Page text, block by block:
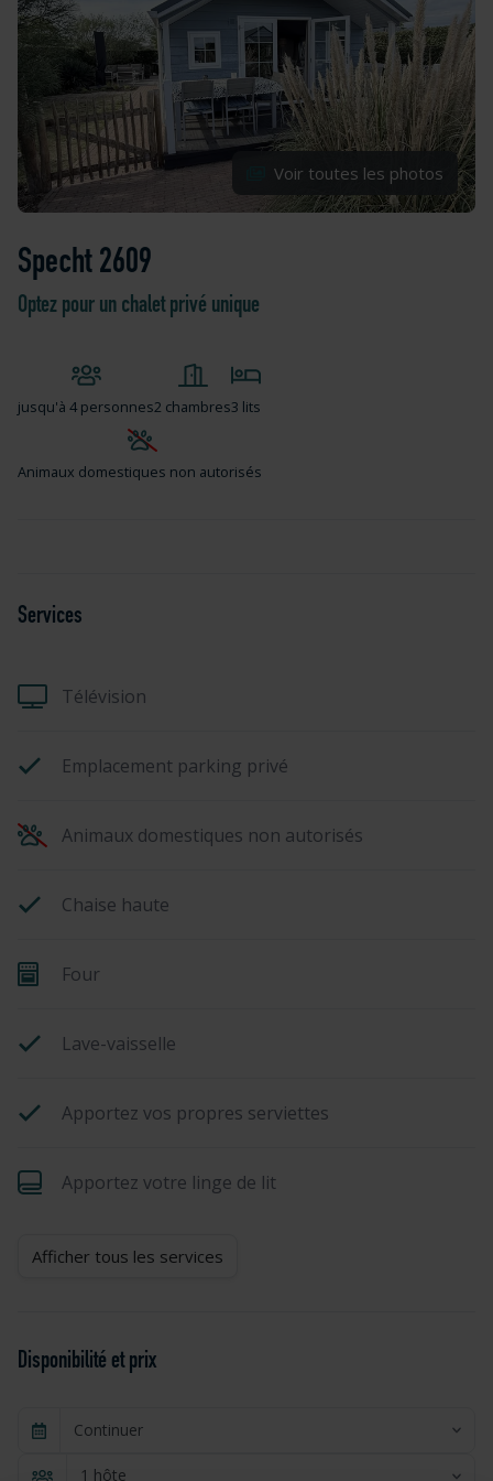
Voir toutes les photos
Specht 2609
Optez pour un chalet privé unique
jusqu'à 4 personnes2 chambres3 lits
Animaux domestiques non autorisés
Services
Télévision
Emplacement parking privé
Animaux domestiques non autorisés
Chaise haute
Four
Lave-vaisselle
Apportez vos propres serviettes
Apportez votre linge de lit
Afficher tous les services
Disponibilité et prix
Continuer
1 hôte